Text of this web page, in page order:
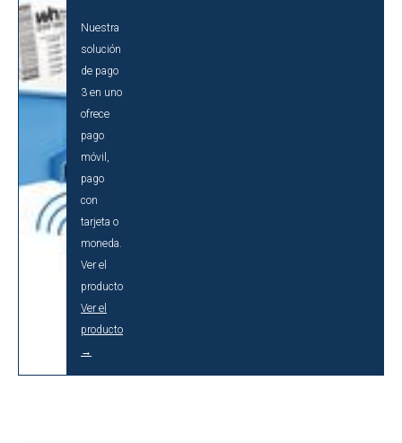
Nuestra
solución
de pago
3 en uno
ofrece
pago
móvil,
pago
con
tarjeta o
moneda.
Ver el
producto
Ver el
producto
→